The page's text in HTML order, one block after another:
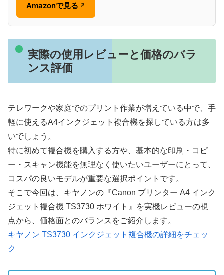
Amazonで見る ↗
実際の使用レビューと価格のバラ
ンス評価
テレワークや家庭でのプリント作業が増えている中で、手
軽に使えるA4インクジェット複合機を探している方は多
いでしょう。
特に初めて複合機を購入する方や、基本的な印刷・コピ
ー・スキャン機能を無理なく使いたいユーザーにとって、
コスパの良いモデルが重要な選択ポイントです。
そこで今回は、キヤノンの『Canon プリンター A4 インク
ジェット複合機 TS3730 ホワイト』を実機レビューの視
点から、価格面とのバランスをご紹介します。
キヤノン TS3730 インクジェット複合機の詳細をチェッ
ク